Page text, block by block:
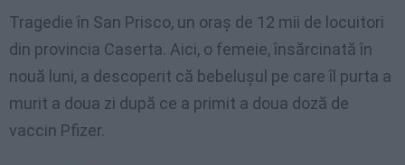
Tragedie în San Prisco, un oraș de 12 mii de locuitori
din provincia Caserta. Aici, o femeie, însărcinată în
nouă luni, a descoperit că bebelușul pe care îl purta a
murit a doua zi după ce a primit a doua doză de
vaccin Pfizer.